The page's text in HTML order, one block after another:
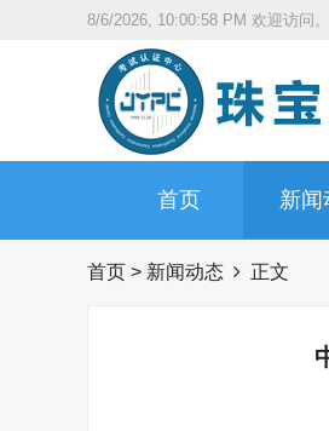
8/6/2026, 10:01:00 PM 欢迎访问。
首页 新闻
首页 > 新闻动态 正文